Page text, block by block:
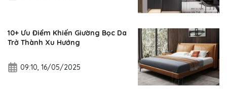
10+ Ưu Điểm Khiến Giường Bọc Da
Trở Thành Xu Hướng
09:10, 16/05/2025